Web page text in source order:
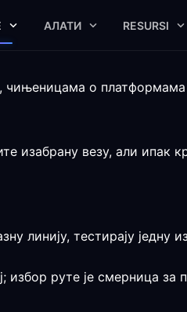
АЛАТИ RESURSI
о платформама
везу, али ипак
линију, тестирају једну
руте је смерница за